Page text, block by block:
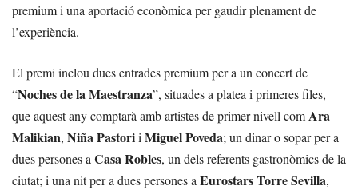
premium i una aportació econòmica per gaudir plenament de
l’experiència.
El premi inclou dues entrades premium per a un concert de
“Noches de la Maestranza”, situades a platea i primeres files,
que aquest any comptarà amb artistes de primer nivell comAra
Malikian, Niña Pastorii Miguel Poveda; un dinar o sopar per a
dues persones a Casa Robles, un dels referents gastronòmics de la
ciutat; i una nit per a dues persones a Eurostars Torre Sevilla,